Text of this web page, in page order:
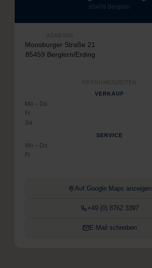
85459 Berglern
ADRESSE
Moosburger Straße 21
85459 Berglern/Erding
ÖFFNUNGSZEITEN
VERKAUF
Mo – Do
Fr
Sa
SERVICE
Mo – Do
Fr
Auf Google Maps anzeigen
+49 (0) 8762 3397
E-Mail schreiben